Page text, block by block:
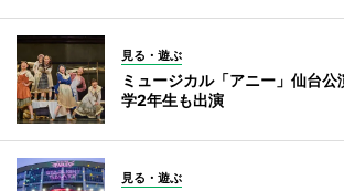
見る・遊ぶ
ミュージカル「アニー」仙台
学2年生も出演
見る・遊ぶ